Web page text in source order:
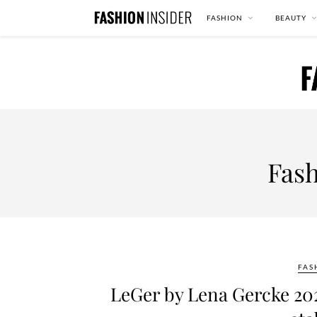
FASHION BEAUTY
LeGer by Lena Gercke